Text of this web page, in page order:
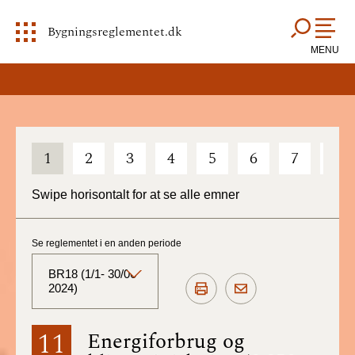
Bygningsreglementet.dk
MENU
1 2 3 4 5 6 7
Swipe horisontalt for at se alle emner
11 Energiforbrug og
Se reglementet i en anden periode
BR18 (1/1- 30/06
2024)
BR18 (Aktuelt)